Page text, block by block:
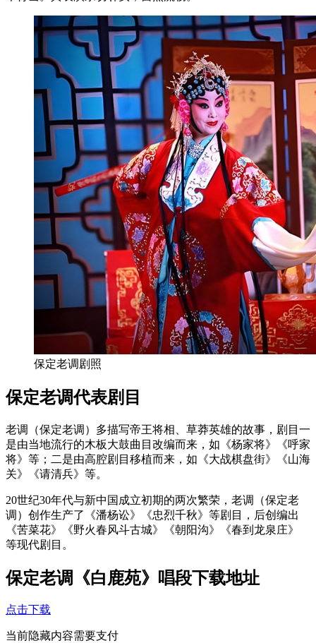
保定老调剧照
保定老调代表剧目
老调（保定老调）多描写帝王将相、草莽英雄的故事，剧目一
是由当地流行的木板大鼓曲目改编而来，如《杨家将》《呼家
将》等；二是由高腔剧目移植而来，如《大战棋盘街》《山海
关》《请清兵》等。
20世纪30年代与新中国成立初期的两次繁荣，老调（保定老
调）创作生产了《潘杨讼》《忠烈千秋》等剧目，后创编出
《苦菜花》《野火春风斗古城》《朝阳沟》《春到龙泉庄》
等现代剧目。
保定老调《白鹿苑》唱段下载地址
点击下载
当前隐藏内容需要支付